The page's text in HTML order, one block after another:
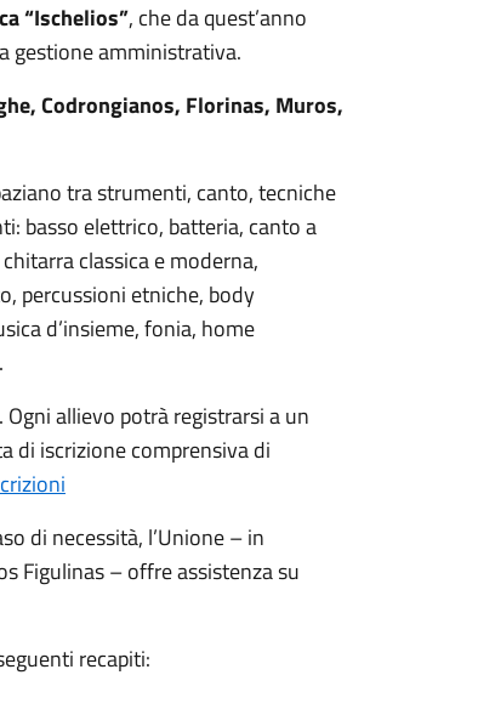
“Ischelios”, che da quest’anno
gestione amministrativa.
Codrongianos, Florinas, Muros,
tra strumenti, canto, tecniche
basso elettrico, batteria, canto a
classica e moderna,
percussioni etniche, body
d’insieme, fonia, home
allievo potrà registrarsi a un
di iscrizione comprensiva di
di necessità, l’Unione – in
Figulinas – offre assistenza su
recapiti: